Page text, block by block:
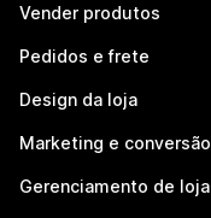
Vender produtos
Pedidos e frete
Design da loja
Marketing e conversão
Gerenciamento de loja